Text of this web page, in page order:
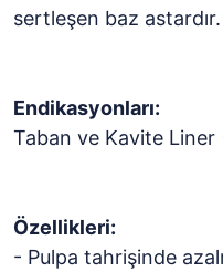
sertleşen baz astardır.
Endikasyonları:
Taban ve Kavite Liner
Özellikleri:
- Pulpa tahrişinde